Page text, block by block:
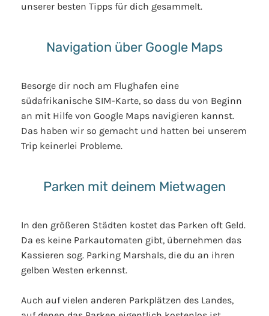
unserer besten Tipps für dich gesammelt.
Navigation über Google Maps
Besorge dir noch am Flughafen eine
südafrikanische SIM-Karte, so dass du von Beginn
an mit Hilfe von Google Maps navigieren kannst.
Das haben wir so gemacht und hatten bei unserem
Trip keinerlei Probleme.
Parken mit deinem Mietwagen
In den größeren Städten kostet das Parken oft Geld.
Da es keine Parkautomaten gibt, übernehmen das
Kassieren sog. Parking Marshals, die du an ihren
gelben Westen erkennst.
Auch auf vielen anderen Parkplätzen des Landes,